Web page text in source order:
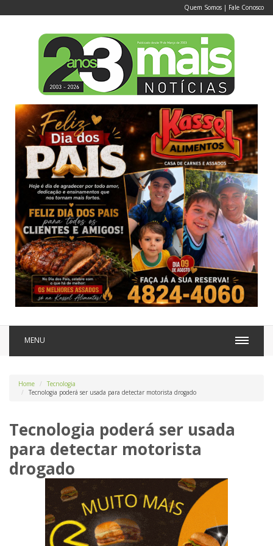
Quem Somos | Fale Conosco
MENU
Home
Tecnologia
Tecnologia poderá ser usada para detectar motorista drogado
Tecnologia poderá ser usada
para detectar motorista
drogado